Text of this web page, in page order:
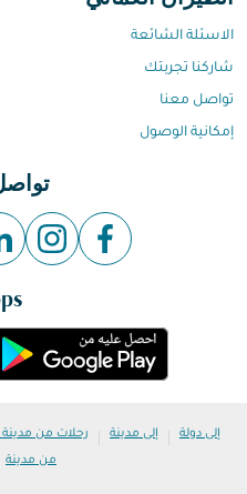
الاسئلة الشائعة
شاركنا تجربتك
تواصل معنا
إمكانية الوصول
إلى دولة | إلى مدينة | رحلات من مدينة
من مدينة